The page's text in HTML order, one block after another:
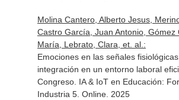
Molina Cantero, Alberto Jesus,
Castro García, Juan Antonio, Gómez
María, Lebrato, Clara, et. al.:
Emociones en las señales
integración en un entorno laboral
Congreso. IA & IoT en Educación:
Industria 5. Online. 2025